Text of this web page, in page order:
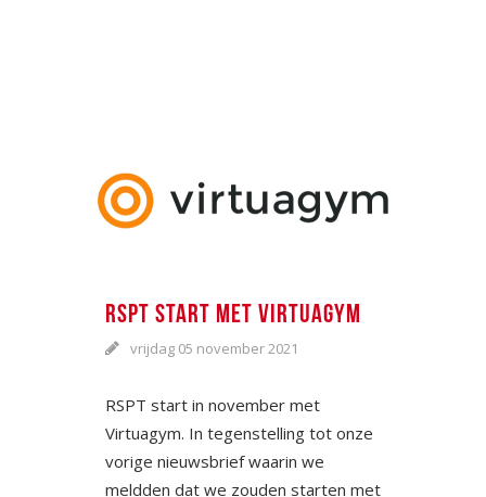
RSPT START MET VIRTUAGYM
vrijdag 05 november 2021
RSPT start in november met
Virtuagym. In tegenstelling tot onze
vorige nieuwsbrief waarin we
meldden dat we zouden starten met